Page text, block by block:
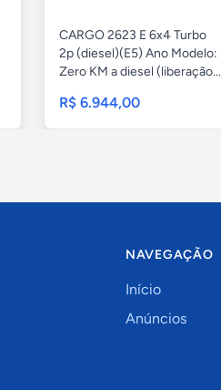
CARGO 2623 E 6x4 Turbo
2p (diesel)(E5) Ano Modelo:
Zero KM a diesel (liberação...
R$ 6.944,00
NAVEGAÇÃO
Início
Anúncios